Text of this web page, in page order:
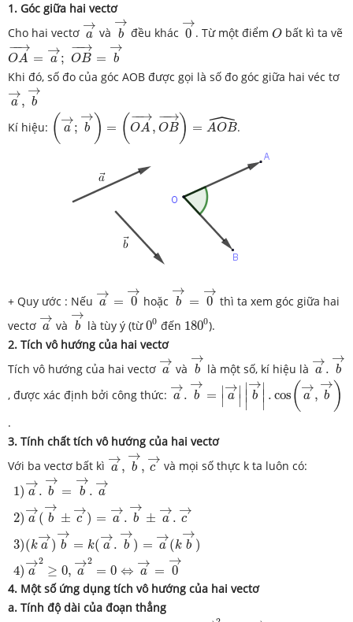
1. Góc giữa hai vectơ
Cho hai vectơ →
a
a→
và
→
b
b→
đều khác
→
0
0→
. Từ một điểm O
O bất kì ta vẽ
−
−→
OA =
→
a ;
−
−→
OB =
→
b
OA→ → ;OB→ =b→
Khi đó, số đo của góc AOB được gọi là số đo góc giữa hai véc tơ
→
a ,
→
b
a→ ,b→
Kí hiệu: ( →
a ;
→
b ) = (−
−→
OA ,
−
−→
OB ) = ˆ
AOB
a → OA →, →
.
+ Quy ước : Nếu →
a =
→
0
→ 0→
hoặc
→
b =
→
0
b→ 0→
thì ta xem góc giữa hai
vectơ →
a
a→
và
→
b
b→
là tùy ý (từ00
00 đến 1800
1800).
2. Tích vô hướng của hai vectơ
Tích vô hướng của hai vectơ →
a
a→
và
→
b
b→
là một số, kí hiệu là →
a .
→
b
→ .b
, được xác định bởi công thức: →
a .
→
b = ∣
∣
→
a ∣
∣
∣∣
∣
→
b
∣∣
∣ . cos ( →
a ,
→
b )
→ b → =|a→||b →|.cos( a→
.
3. Tính chất tích vô hướng của hai vectơ
Với ba vectơ bất kì →
a ,
→
b ,
→
c
a→,b→,c→
và mọi số thực k ta luôn có:
1)
→
a .
→
b =
→
b .
→
a
2)
→
a (
→
b ±
→
c ) =
→
a .
→
b ±
→
a .
→
c
3)(k
→
a )
→
b = k(
→
a .
→
b ) =
→
a (k
→
b )
4)
→
a
2
≥ 0,
→
a
2
= 0 ⇔
→
a =
→
0
→ .b→ b→ a → 2 )a → c →
4. Một số ứng dụng tích vô hướng của hai vectơ
a. Tính độ dài của đoạn thẳng
B→ B